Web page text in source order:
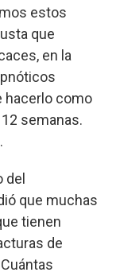
estos
que
en la
hacerlo como
semanas.
del
que muchas
tienen
de